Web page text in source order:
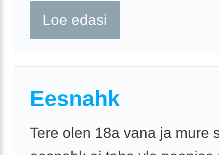
Loe edasi
Eesnahk
Tere olen 18a vana ja mure